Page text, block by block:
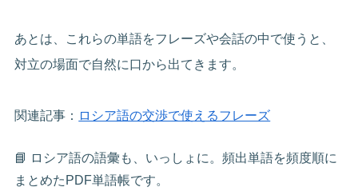
あとは、これらの単語をフレーズや会話の中で使うと、
対立の場面で自然に口から出てきます。
関連記事： ロシア語の交渉で使えるフレーズ
📘 ロシア語の語彙も、いっしょに。頻出単語を頻度順に
まとめたPDF単語帳です。